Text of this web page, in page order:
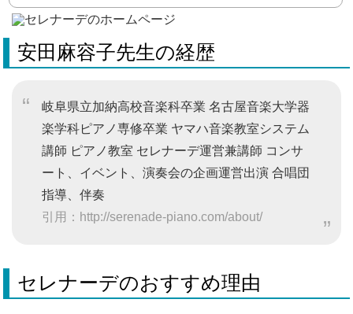
安田麻容子先生の経歴
岐阜県立加納高校音楽科卒業 名古屋音楽大学器
楽学科ピアノ専修卒業 ヤマハ音楽教室システム
講師 ピアノ教室 セレナーデ運営兼講師 コンサ
ート、イベント、演奏会の企画運営出演 合唱団
指導、伴奏
引用：http://serenade-piano.com/about/
セレナーデのおすすめ理由